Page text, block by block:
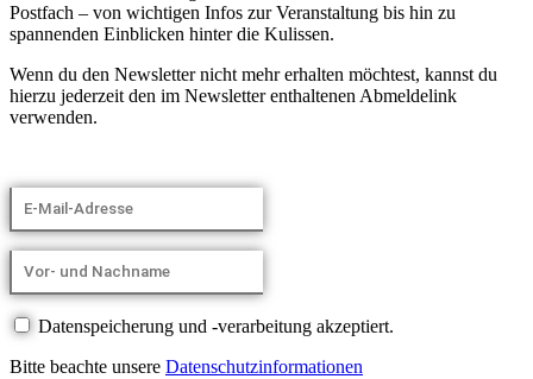
Postfach – von wichtigen Infos zur Veranstaltung bis hin zu
spannenden Einblicken hinter die Kulissen.
Wenn du den Newsletter nicht mehr erhalten möchtest, kannst du
hierzu jederzeit den im Newsletter enthaltenen Abmeldelink
verwenden.
Datenspeicherung und -verarbeitung akzeptiert.
Bitte beachte unsere Datenschutzinformationen